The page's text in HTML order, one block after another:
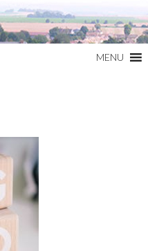
MENU